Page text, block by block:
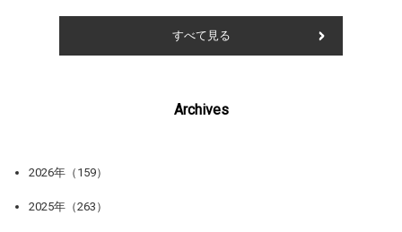
すべて見る
Archives
2026年（159）
2025年（263）